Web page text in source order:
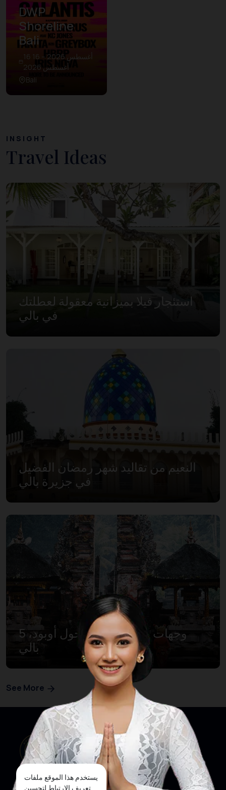
يستخدم هذا الموقع ملفات
تعريف الارتباط لتحسين
DWP
Shoreline
Bali
16 أغسطس 2026 – 16
أغسطس 2026
Bali
INSIGHT
Travel Ideas
استئجار فيلا بميزانية معقولة لعطلتك
في بالي
النعيم من تقاليد شهر رمضان الفضيل
في جزيرة بالي
5 وجهات ممتعة للزيارة حول أوبود،
بالي
See More